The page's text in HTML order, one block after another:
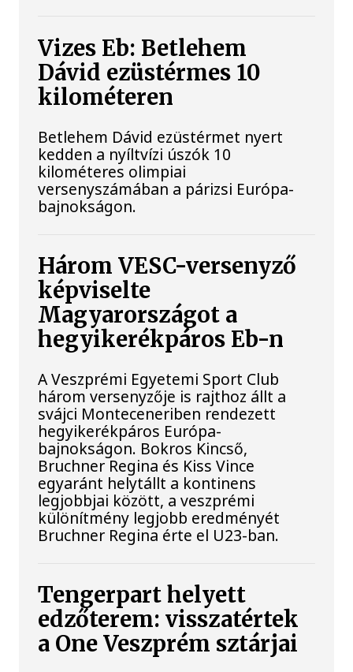
Vizes Eb: Betlehem
Dávid ezüstérmes 10
kilométeren
Betlehem Dávid ezüstérmet nyert
kedden a nyíltvízi úszók 10
kilométeres olimpiai
versenyszámában a párizsi Európa-
bajnokságon.
Három VESC-versenyző
képviselte
Magyarországot a
hegyikerékpáros Eb-n
A Veszprémi Egyetemi Sport Club
három versenyzője is rajthoz állt a
svájci Monteceneriben rendezett
hegyikerékpáros Európa-
bajnokságon. Bokros Kincső,
Bruchner Regina és Kiss Vince
egyaránt helytállt a kontinens
legjobbjai között, a veszprémi
különítmény legjobb eredményét
Bruchner Regina érte el U23-ban.
Tengerpart helyett
edzőterem: visszatértek
a One Veszprém sztárjai